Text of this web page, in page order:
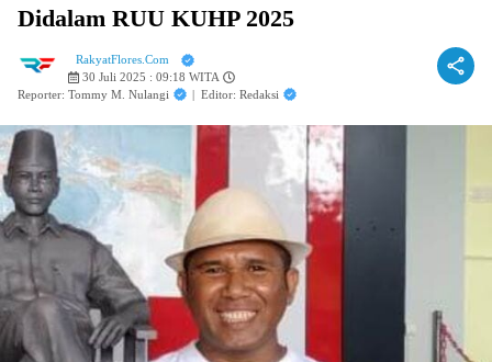
Didalam RUU KUHP 2025
RakyatFlores.Com
30 Juli 2025 : 09:18 WITA
Reporter: Tommy M. Nulangi
| Editor: Redaksi